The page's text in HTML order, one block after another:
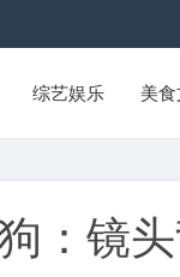
综艺娱乐 美
：镜